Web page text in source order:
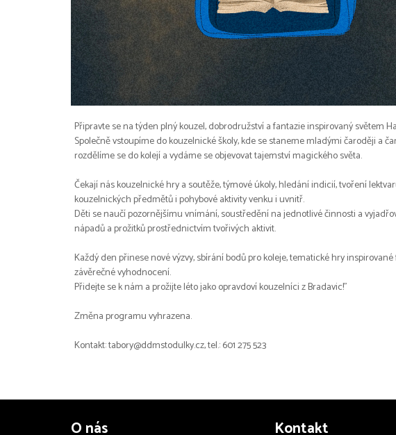
Připravte se na týden plný kouzel, dobrodružství a fantazie inspirovaný světem
Společně vstoupíme do kouzelnické školy, kde se staneme mladými čaroději a
rozdělíme se do kolejí a vydáme se objevovat tajemství magického světa.
Čekají nás kouzelnické hry a soutěže, týmové úkoly, hledání indicií, tvoření
kouzelnických předmětů i pohybové aktivity venku i uvnitř.
Děti se naučí pozornějšímu vnímání, soustředění na jednotlivé činnosti a
nápadů a prožitků prostřednictvím tvořivých aktivit.
Každý den přinese nové výzvy, sbírání bodů pro koleje, tematické hry
závěrečné vyhodnocení.
Přidejte se k nám a prožijte léto jako opravdoví kouzelníci z Bradavic!"
Změna programu vyhrazena.
Kontakt: tabory@ddmstodulky.cz, tel.: 601 275 523
O nás Kontakt